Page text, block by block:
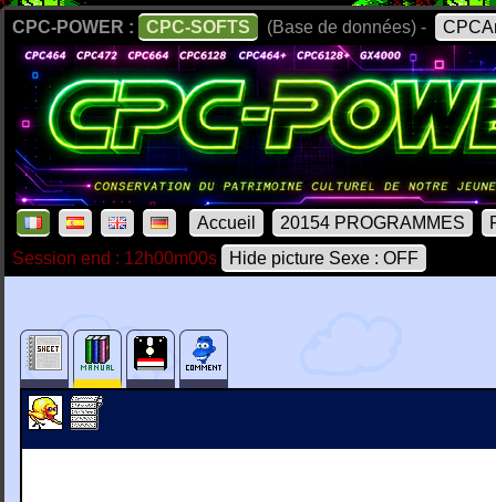
CPC-POWER : CPC-SOFTS (Base de données) -
Accueil 20154 PROGRAMMES
Session end : 12h00m00s
Hide picture Sexe : OFF